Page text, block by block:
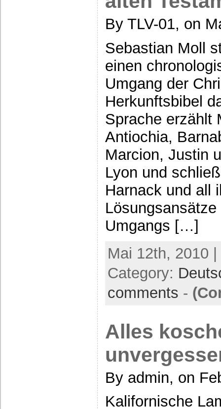
By TLV-01, on
Sebastian Moll
einen
Umgang der
Herkunftsbibel
Sprache erzählt
Antiochia,
Marcion, Justin
Lyon und
Harnack und all
Umgangs […]
Mai 12th, 2010
Category:
comments -
Alles
By admin, on
Kalifornische